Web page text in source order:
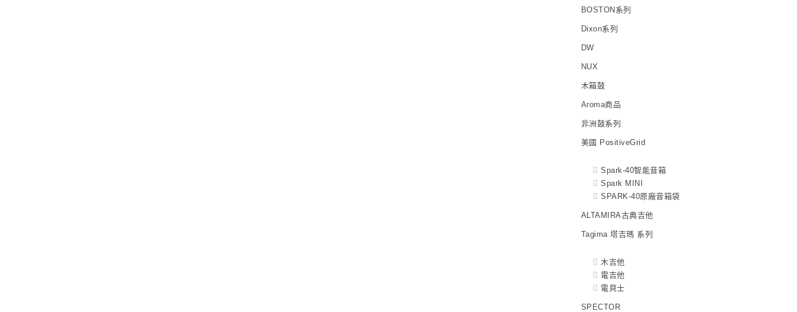
BOSTON系列
Dixon系列
DW
NUX
木箱鼓
Aroma商品
非洲鼓系列
美國 PositiveGrid
Spark-40智能音箱
Spark MINI
SPARK-40原廠音箱袋
ALTAMIRA古典吉他
Tagima 塔吉瑪 系列
木吉他
電吉他
電貝士
SPECTOR